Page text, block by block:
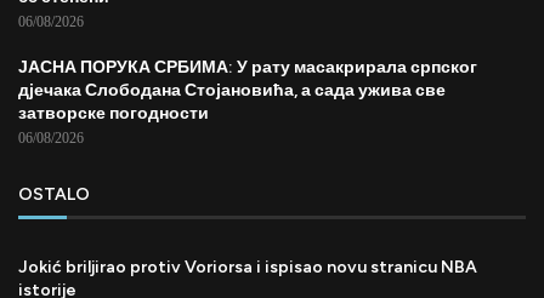
06/08/2026
ЈАСНА ПОРУКА СРБИМА: У рату масакрирала српског
дјечака Слободана Стојановића, а сада ужива све
затворске погодности
06/08/2026
OSTALO
Jokić briljirao protiv Voriorsa i ispisao novu stranicu NBA
istorije